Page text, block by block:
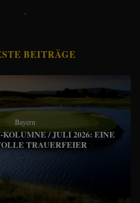
.
BEITRÄGE
Bayern
/ JULI 2026: EINE
TRAUERFEIER